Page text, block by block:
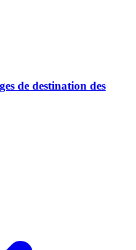
de destination des